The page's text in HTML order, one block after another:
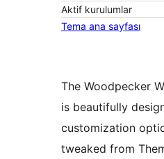
Aktif kurulumlar
Tema ana sayfası
The Woodpecker
is beautifully
customization
tweaked from